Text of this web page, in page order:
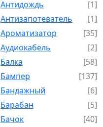
Антидождь
[1]
Антизапотеватель
[1]
Ароматизатор
[35]
Аудиокабель
[2]
Балка
[58]
Бампер
[137]
Бандажный
[6]
Барабан
[5]
Бачок
[40]